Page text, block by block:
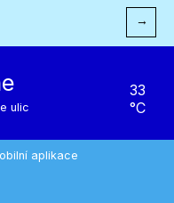
→
ulic
33
°C
aplikace